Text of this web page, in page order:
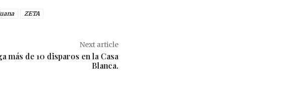
ZETA
Next article
más de 10 disparos en la Casa
Blanca.